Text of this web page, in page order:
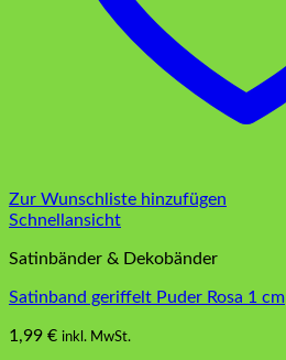
Zur Wunschliste hinzufügen
Schnellansicht
Satinbänder & Dekobänder
Satinband geriffelt Puder Rosa 1 cm
1,99 € inkl. MwSt.